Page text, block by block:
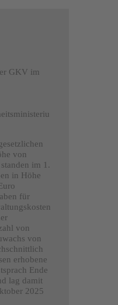
GKV im
von
im 1.
in Höhe
für
von
von
erhobene
Ende
lag damit
2025